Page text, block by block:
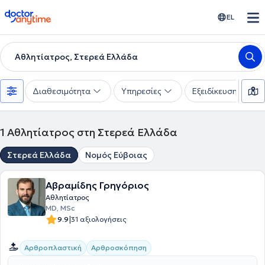
doctoranytime EL
Αθλητίατρος, Στερεά Ελλάδα
Διαθεσιμότητα Υπηρεσίες Εξειδίκευση
1 Αθλητίατρος στη Στερεά Ελλάδα
Στερεά Ελλάδα Νομός Εύβοιας
Αβραμίδης Γρηγόριος
Αθλητίατρος
MD, MSc
9.9|31 αξιολογήσεις
Αρθροπλαστική Αρθροσκόπηση